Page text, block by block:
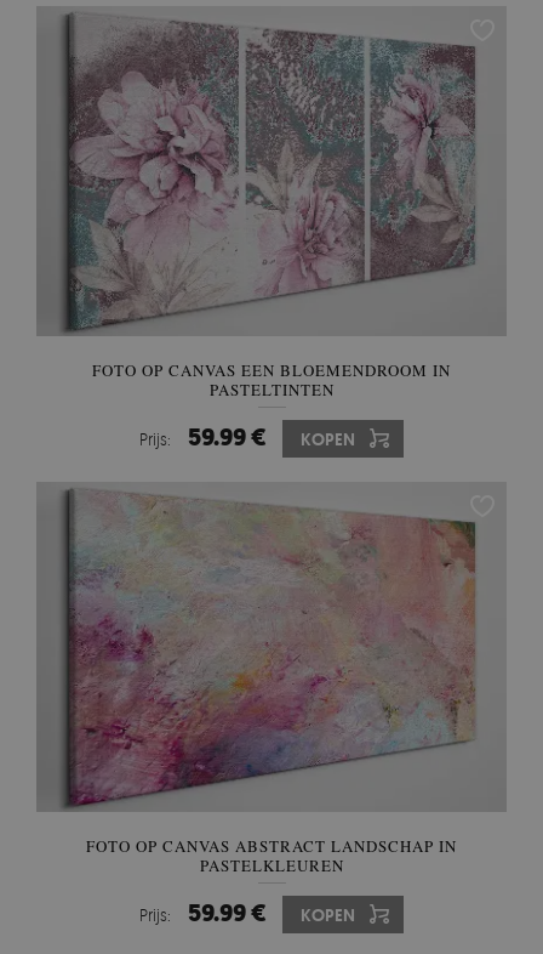
FOTO OP CANVAS EEN BLOEMENDROOM IN
PASTELTINTEN
Prijs: 59.99 € KOPEN
FOTO OP CANVAS ABSTRACT LANDSCHAP IN
PASTELKLEUREN
Prijs: 59.99 € KOPEN